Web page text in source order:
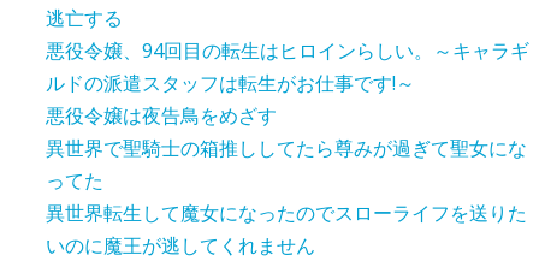
逃亡する
悪役令嬢、94回目の転生はヒロインらしい。～キャラギ
ルドの派遣スタッフは転生がお仕事です!～
悪役令嬢は夜告鳥をめざす
異世界で聖騎士の箱推ししてたら尊みが過ぎて聖女にな
ってた
異世界転生して魔女になったのでスローライフを送りた
いのに魔王が逃してくれません